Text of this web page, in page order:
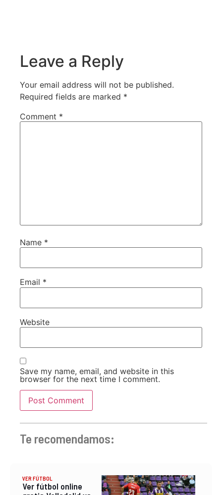
Leave a Reply
Your email address will not be published.
Required fields are marked *
Comment *
Name *
Email *
Website
Save my name, email, and website in this
browser for the next time I comment.
Te recomendamos:
VER FÚTBOL
Ver fútbol online